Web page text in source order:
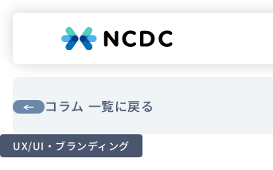
サービス
企業情報
コラム 一覧に戻る
UX/UI・ブランディング